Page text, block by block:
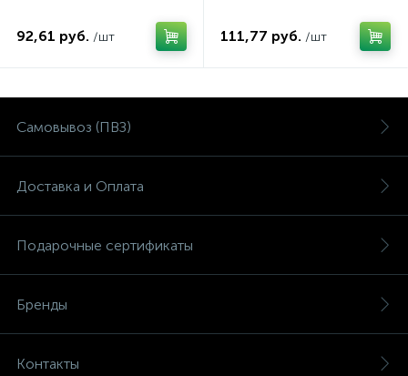
92,61 руб. /шт 111,77 руб. /шт
Самовывоз (ПВЗ)
Доставка и Оплата
Подарочные сертификаты
Бренды
Контакты